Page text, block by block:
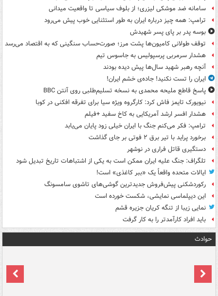
سامانه ضد موشکی لیزری؛ از بلوف سیاسی تا واقعیت میدانی
ترامپ: همه چیز درباره ایران به طور استثنایی خوب پیش می‌رود
بوسه‌ پدر بر پای پسر شهیدش
توقف طولانی کامیون‌ها پشت مرز؛ صورت‌حساب سنگینی که به اقتصاد می‌رسد
هشدار سرمربی پرسپولیس به جاسوس تیم
آنچه رهبر شهید سال‌ها پیش دیده بودند
ایران را تست نکنید! جاده‌ی خشم ایران!
پاسخ قاطع ملیحه محمدی به نسخه تسلیم‌طلبی روی آنتن BBC
نیویورک تایمز فاش کرد: کارگروه ویژه سیا برای تفرقه افکنی در کوبا
هشدار افسر ارشد آمریکایی به کاخ سفید +فیلم
ترامپ: فکر می‌کنم جنگ با ایران خیلی زود پایان می‌یابد
برخورد پراید با تیر برق ۲ فوتی بر جای گذاشت
دستگیری قاتل فراری در نوشهر
تلگراف: جنگ علیه ایران ممکن است به یکی از اشتباهات تاریخ تبدیل شود
ایالات متحده واقعاً یک «ببر کاغذی» است!
رکوردشکنی پیش‌فروش جدیدترین گوشی‌های تاشوی سامسونگ
این دیپلماسی نمایشی، شکست خورده است
نمایی زیبا از تنگه کریان جزیره قشم
باید افراد کارآمدتر را به کار گرفت
حوادث